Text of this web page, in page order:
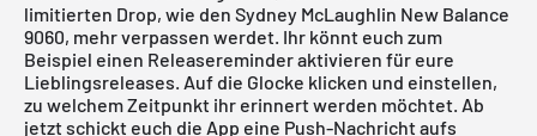
limitierten Drop, wie den Sydney McLaughlin New Balance
9060, mehr verpassen werdet. Ihr könnt euch zum
Beispiel einen Releasereminder aktivieren für eure
Lieblingsreleases. Auf die Glocke klicken und einstellen,
zu welchem Zeitpunkt ihr erinnert werden möchtet. Ab
jetzt schickt euch die App eine Push-Nachricht aufs